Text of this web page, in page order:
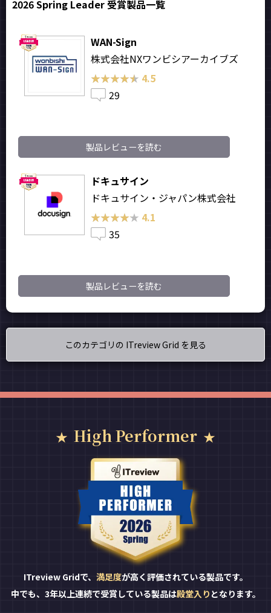
2026 Spring Leader 受賞製品一覧
WAN-Sign
株式会社NXワンビシアーカイブズ
★★★★★
★★★★★ 4.5
29
製品レビューを読む
ドキュサイン
ドキュサイン・ジャパン株式会社
★★★★★
★★★★★ 4.1
35
製品レビューを読む
このカテゴリの ITreview Grid を見る
High Performer
ITreview Gridで、 満足度が高く評価されている製品です。
中でも、3年以上連続で受賞している製品は殿堂入り となります。